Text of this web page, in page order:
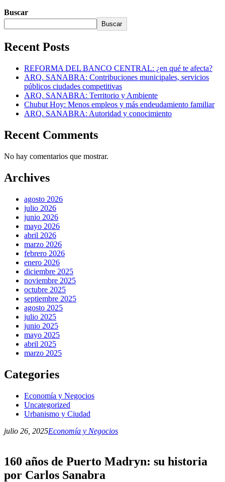
Buscar
Buscar
Recent Posts
REFORMA DEL BANCO CENTRAL: ¿en qué te afecta?
ARQ. SANABRA: Contribuciones municipales, servicios
públicos ciudades competitivas
ARQ. SANABRA: Territorio y Ambiente
Chubut Hoy: Menos empleos y más endeudamiento familiar
ARQ. SANABRA: Autoridad y conocimiento
Recent Comments
No hay comentarios que mostrar.
Archives
agosto 2026
julio 2026
junio 2026
mayo 2026
abril 2026
marzo 2026
febrero 2026
enero 2026
diciembre 2025
noviembre 2025
octubre 2025
septiembre 2025
agosto 2025
julio 2025
junio 2025
mayo 2025
abril 2025
marzo 2025
Categories
Economía y Negocios
Uncategorized
Urbanismo y Ciudad
julio 26, 2025Economía y Negocios
160 años de Puerto Madryn: su historia
por Carlos Sanabra